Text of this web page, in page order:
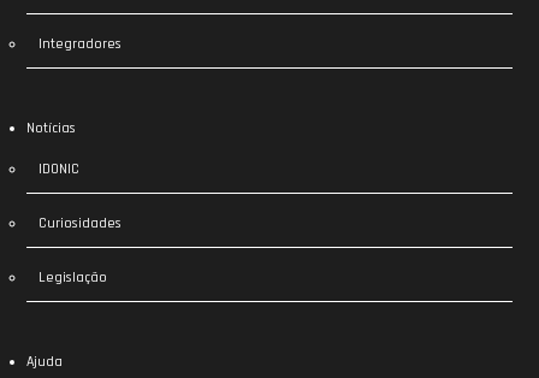
Integradores
Notícias
IDONIC
Curiosidades
Legislação
Ajuda